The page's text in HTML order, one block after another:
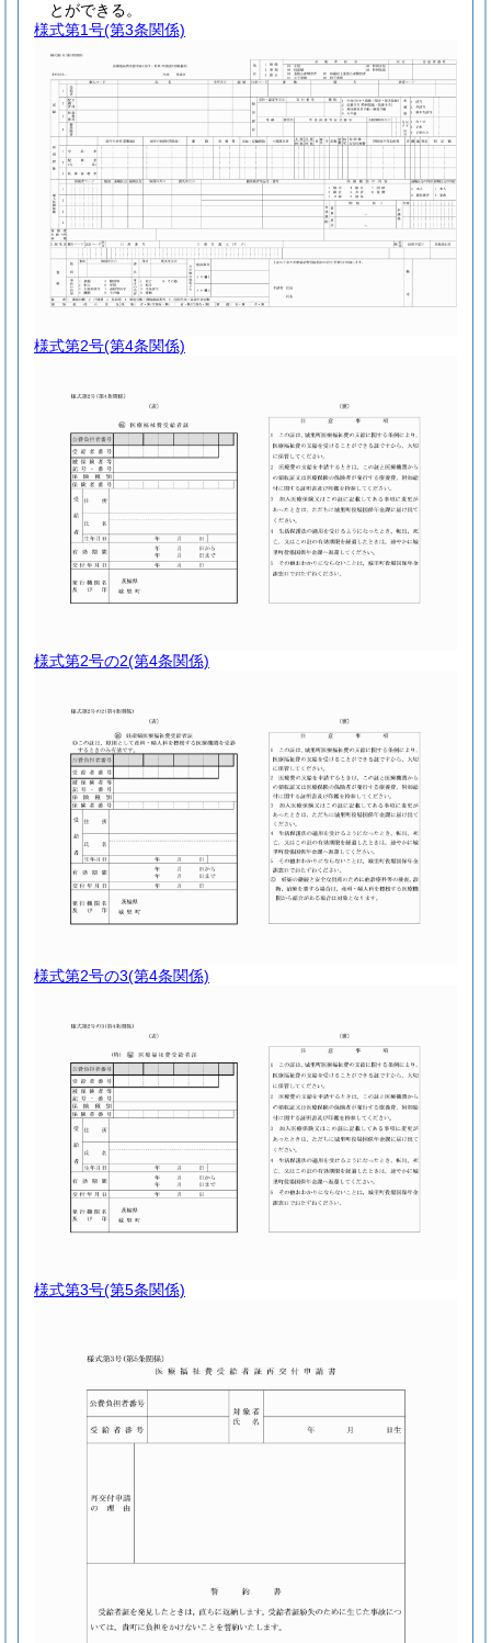
とができる。
様式第1号(第3条関係)
様式第2号(第4条関係)
様式第2号の2(第4条関係)
様式第2号の3(第4条関係)
様式第3号(第5条関係)